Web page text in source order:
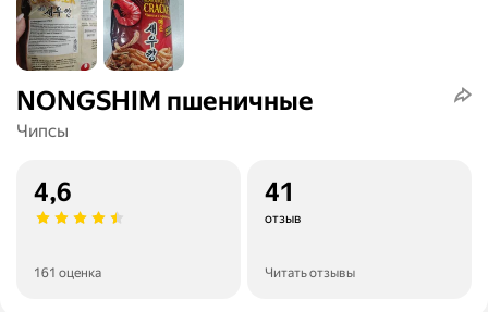
NONGSHIM пшеничные
Чипсы
4,6
161 оценка
41
отзыв
Читать отзывы